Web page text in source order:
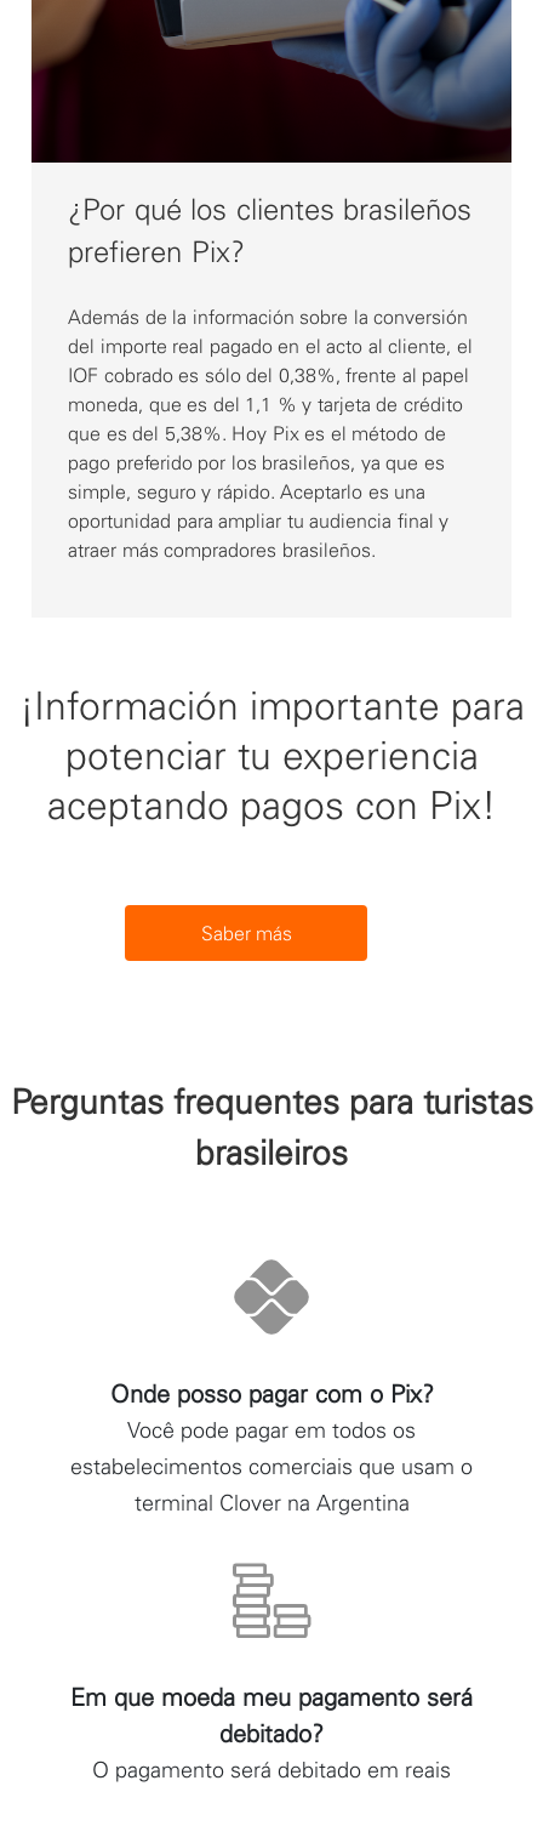
¿Por qué los clientes brasileños
prefieren Pix?
Además de la información sobre la conversión
del importe real pagado en el acto al cliente, el
IOF cobrado es sólo del 0,38%, frente al papel
moneda, que es del 1,1 % y tarjeta de crédito
que es del 5,38%. Hoy Pix es el método de
pago preferido por los brasileños, ya que es
simple, seguro y rápido. Aceptarlo es una
oportunidad para ampliar tu audiencia final y
atraer más compradores brasileños.
¡Información importante para
potenciar tu experiencia
aceptando pagos con Pix!
Saber más
Perguntas frequentes para turistas
brasileiros
Onde posso pagar com o Pix?
Você pode pagar em todos os
estabelecimentos comerciais que usam o
terminal Clover na Argentina
Em que moeda meu pagamento será
debitado?
O pagamento será debitado em reais